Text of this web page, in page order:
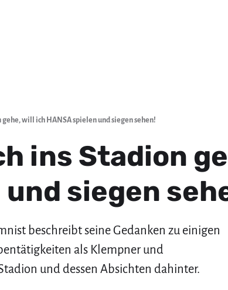
gehe, will ich HANSA spielen und siegen sehen!
ins Stadion
siegen
beschreibt seine Gedanken zu einigen
als Klempner und
und dessen Absichten dahinter.